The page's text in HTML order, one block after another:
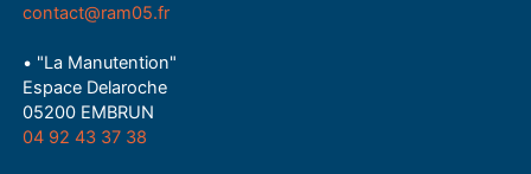
contact@ram05.fr
• "La Manutention"
Espace Delaroche
05200 EMBRUN
04 92 43 37 38